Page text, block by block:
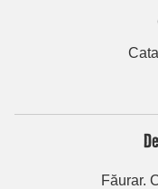
Făurar.